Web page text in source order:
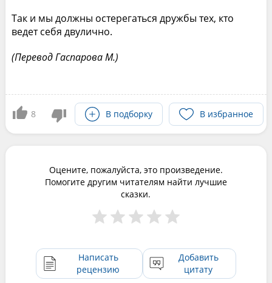
Так и мы должны остерегаться дружбы тех, кто
ведет себя двулично.
(Перевод Гаспарова М.)
8 В подборку В избранное
Оцените, пожалуйста, это произведение.
Помогите другим читателям найти лучшие
сказки.
Написать
рецензию
Добавить
цитату